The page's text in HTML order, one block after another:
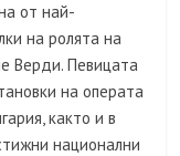
от най-
на ролята на
Верди. Певицата
на операта
както и в
национални